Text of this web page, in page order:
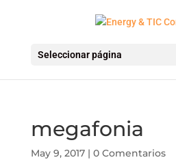
Seleccionar página
megafonia
May 9, 2017| 0 Comentarios